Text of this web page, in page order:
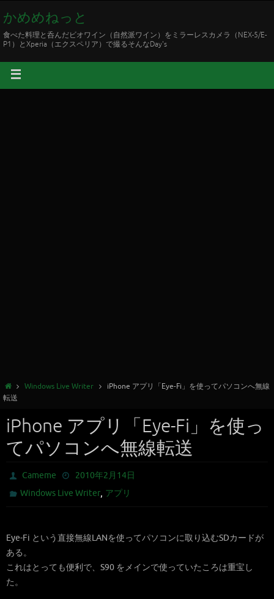
かめめねっと
食べた料理と呑んだビオワイン（自然派ワイン）をミラーレスカメラ（NEX-5/E-
P1）とXperia（エクスペリア）で撮るそんなDay's
Windows Live Writer
iPhone アプリ「Eye-Fi」を使ってパソコンへ無線
転送
iPhone アプリ「Eye-Fi」を使っ
てパソコンへ無線転送
Cameme
2010年2月14日
Windows Live Writer, アプリ
Eye-Fi という直接無線LANを使ってパソコンに取り込むSDカードが
ある。
これはとっても便利で、S90 をメインで使っていたころは重宝し
た。